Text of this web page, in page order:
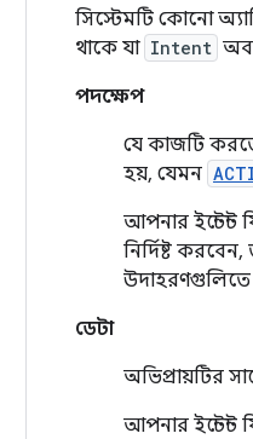
সিস্টেমটি কোনো
থাকে যা Intent
পদক্ষেপ
যে কাজটি করতে
হয়, যেমন
আপনার ইন্টেন্ট
নির্দিষ্ট
উদাহরণগুলিতে
ডেটা
অভিপ্রায়টির
আপনার ইন্টেন্ট